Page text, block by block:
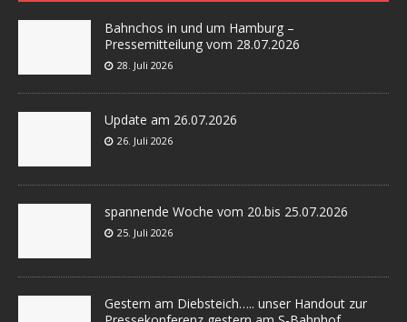
Bahnchos in und um Hamburg –
Pressemitteilung vom 28.07.2026
28. Juli 2026
Update am 26.07.2026
26. Juli 2026
spannende Woche vom 20.bis 25.07.2026
25. Juli 2026
Gestern am Diebsteich….. unser Handout zur